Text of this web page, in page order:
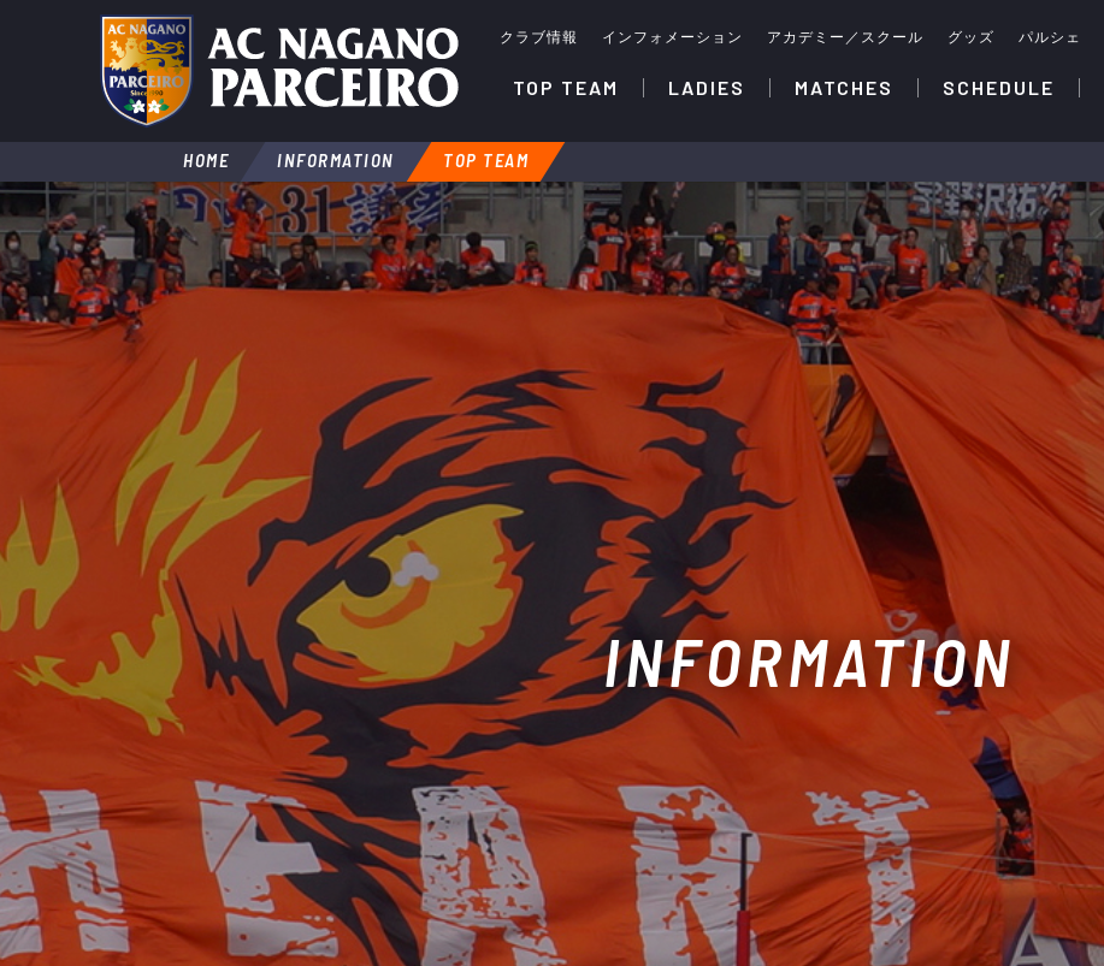
クラブ情報 インフォメーション アカデミー／スクール グッズ パルシェ
TOP TEAM LADIES MATCHES SCHEDULE
HOME INFORMATION TOP TEAM
INFORMATION